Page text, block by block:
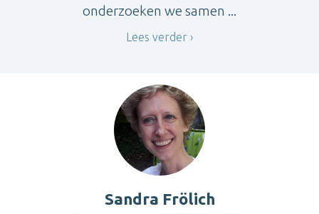
onderzoeken we samen ...
Lees verder
Sandra Frölich